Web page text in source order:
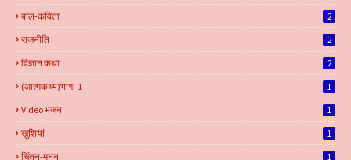
बाल-कविता 2
राजनीति 2
विज्ञान कथा 2
(आत्मकथ्य)भाग -1 1
Video भजन 1
खुशियां 1
चिंतन-मनन 1